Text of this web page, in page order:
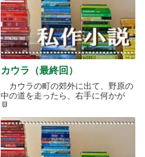
カウラ（最終回）
カウラの町の郊外に出て、野原の
中の道を走ったら、右手に何かが
見.....